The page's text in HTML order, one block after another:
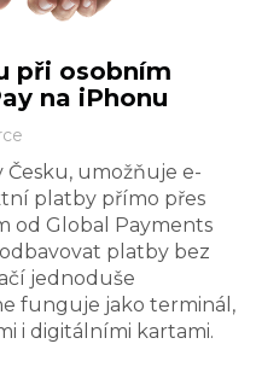
při osobním
na iPhonu
Česku, umožňuje e-
platby přímo přes
od Global Payments
platby bez
jednoduše
funguje jako terminál,
i digitálními kartami.